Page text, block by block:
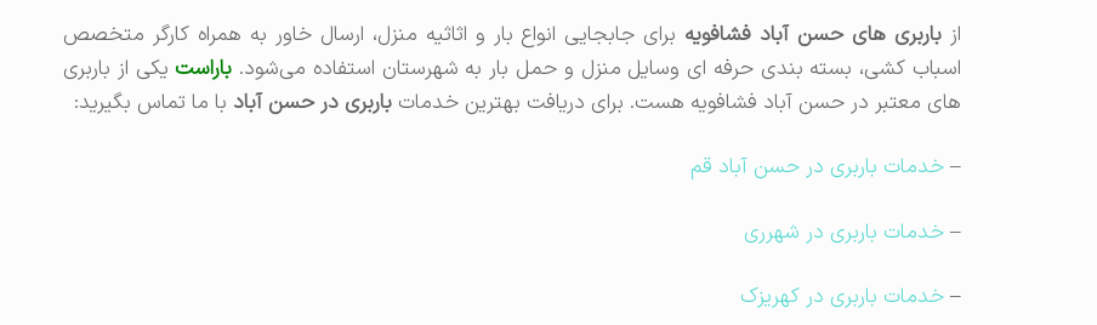
از باربری های حسن آباد فشافویه برای جابجایی انواع بار و اثاثیه منزل، ارسال خاور به همراه کارگر متخصص
اسباب کشی، بسته بندی حرفه ای وسایل منزل و حمل بار به شهرستان استفاده می‌شود. باراست یکی از باربری
های معتبر در حسن آباد فشافویه هست. برای دریافت بهترین خدمات باربری در حسن آباد با ما تماس بگیرید:
–خدمات باربری در حسن آباد قم
–خدمات باربری در شهرری
–خدمات باربری در کهریزک